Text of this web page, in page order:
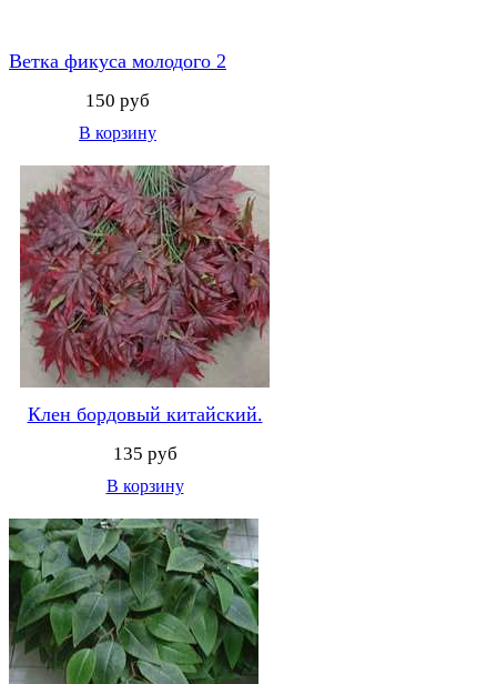
Ветка фикуса молодого 2
150 руб
В корзину
Клен бордовый китайский.
135 руб
В корзину